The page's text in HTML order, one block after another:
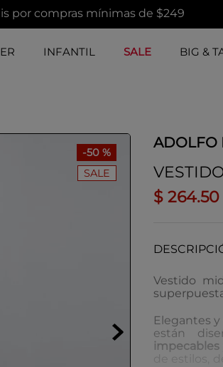
por compras mínimas de $249
INFANTIL SALE BIG &
-50 %
SALE
ADOLFO
$ 264.50
Vestido
Elegantes
están
impecables
de estilos,